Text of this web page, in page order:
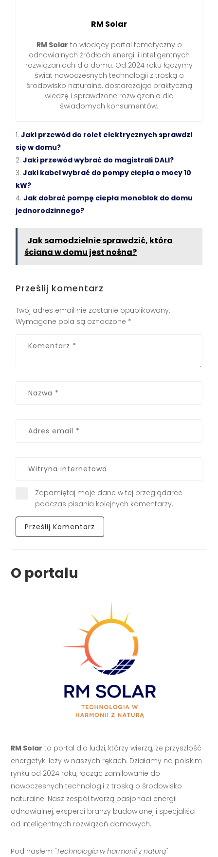
RM Solar
RM Solar to wiodący portal tematyczny o
odnawialnych źródłach energii i inteligentnych
rozwiązaniach dla domu. Od 2024 roku łączymy
świat nowoczesnych technologii z troską o
środowisko naturalne, dostarczając praktyczną
wiedzę i sprawdzone rozwiązania dla
świadomych konsumentów.
Jaki przewód do rolet elektrycznych sprawdzi
się w domu?
Jaki przewód wybrać do magistrali DALI?
Jaki kabel wybrać do pompy ciepła o mocy 10
kW?
Jak dobrać pompę ciepła monoblok do domu
jednorodzinnego?
Jak samodzielnie sprawdzić, która
ściana w domu jest nośna?
Prześlij komentarz
Twój adres email nie zostanie opublikowany.
Wymagane pola są oznaczone *
Zapamiętaj moje dane w tej przeglądarce
podczas pisania kolejnych komentarzy.
O portalu
RM Solar to portal dla ludzi, którzy wierzą, że przyszłość
energetyki leży w naszych rękach. Działamy na polskim
rynku od 2024 roku, łącząc zamiłowanie do
nowoczesnych technologii z troską o środowisko
naturalne. Nasz zespół tworzą pasjonaci energii
odnawialnej, eksperci branży budowlanej i specjaliści
od inteligentnych rozwiązań domowych.
Pod hasłem "Technologia w harmonii z naturą"